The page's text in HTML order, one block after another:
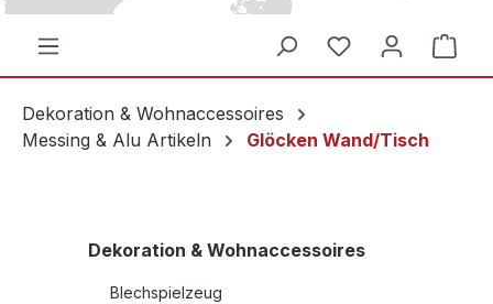
Dekoration & Wohnaccessoires
Messing & Alu Artikeln
Glöcken Wand/Tisch
Dekoration & Wohnaccessoires
Blechspielzeug